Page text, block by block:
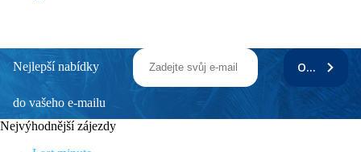
Nejlepší nabídky
do vašeho e-mailu
ODEBÍRAT
Nejvýhodnější zájezdy